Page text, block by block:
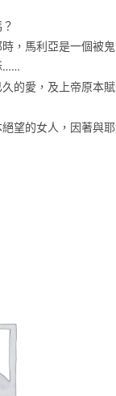
，馬利亞是一個被
……
的愛，及上帝原本
望的女人，因著與